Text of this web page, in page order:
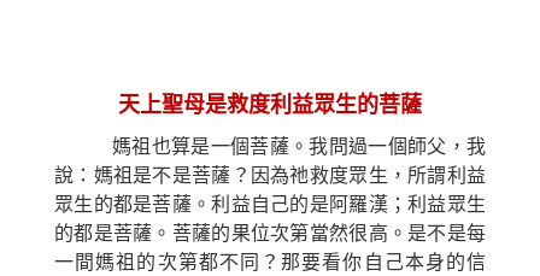
天上聖母是救度利益眾生的菩薩
媽祖也算是一個菩薩。我問過一個師父，我
說：媽祖是不是菩薩？因為祂救度眾生，所謂利益
眾生的都是菩薩。利益自己的是阿羅漢；利益眾生
的都是菩薩。菩薩的果位次第當然很高。是不是每
一間媽祖的次第都不同？那要看你自己本身的信